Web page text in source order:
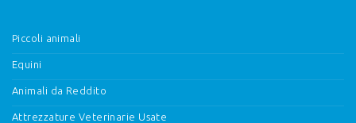
Piccoli animali
Equini
Animali da Reddito
Attrezzature Veterinarie Usate